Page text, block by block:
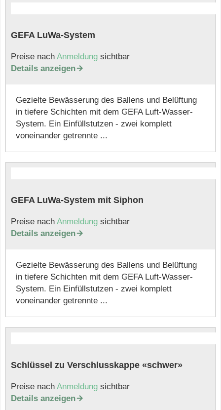
GEFA LuWa-System
Preise nach Anmeldung sichtbar
Details anzeigen
Gezielte Bewässerung des Ballens und Belüftung
in tiefere Schichten mit dem GEFA Luft-Wasser-
System. Ein Einfüllstutzen - zwei komplett
voneinander getrennte ...
GEFA LuWa-System mit Siphon
Preise nach Anmeldung sichtbar
Details anzeigen
Gezielte Bewässerung des Ballens und Belüftung
in tiefere Schichten mit dem GEFA Luft-Wasser-
System. Ein Einfüllstutzen - zwei komplett
voneinander getrennte ...
Schlüssel zu Verschlusskappe «schwer»
Preise nach Anmeldung sichtbar
Details anzeigen